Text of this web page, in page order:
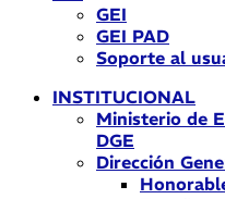
GEI
GEI PAD
Soporte al
INSTITUCIONAL
Ministerio de
DGE
Dirección